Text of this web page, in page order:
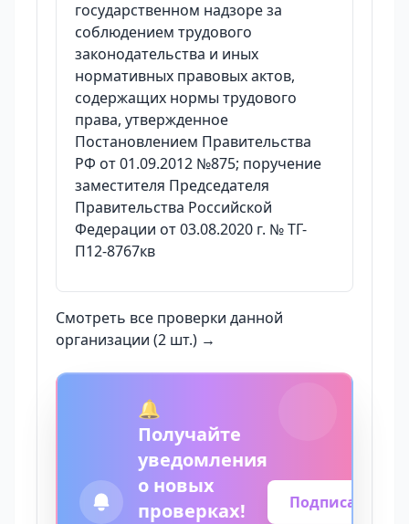
государственном надзоре за
соблюдением трудового
законодательства и иных
нормативных правовых актов,
содержащих нормы трудового
права, утвержденное
Постановлением Правительства
РФ от 01.09.2012 №875; поручение
заместителя Председателя
Правительства Российской
Федерации от 03.08.2020 г. № ТГ-
П12-8767кв
Смотреть все проверки данной
организации (2 шт.) →
🔔
Получайте
уведомления
о новых
проверках!
Подписаться